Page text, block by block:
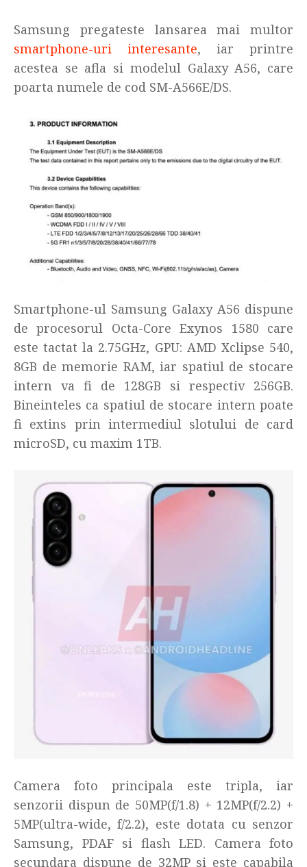
Samsung pregateste lansarea mai multor
smartphone-uri interesante, iar printre
acestea se afla si modelul Galaxy A56, care
poarta numele de cod SM-A566E/DS.
Smartphone-ul Samsung Galaxy A56 dispune
de procesorul Octa-Core Exynos 1580 care
este tactat la 2.75GHz, GPU: AMD Xclipse 540,
8GB de memorie RAM, iar spatiul de stocare
intern va fi de 128GB si respectiv 256GB.
Bineinteles ca spatiul de stocare intern poate
fi extins prin intermediul slotului de card
microSD, cu maxim 1TB.
Camera foto principala este tripla, iar
senzorii dispun de 50MP(f/1.8) + 12MP(f/2.2) +
5MP(ultra-wide, f/2.2), este dotata cu senzor
Samsung, PDAF si flash LED. Camera foto
secundara dispune de 32MP si este capabila